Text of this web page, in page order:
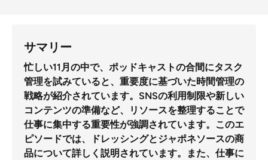
サマリー
忙しい11月の中で、ポッドキャストの合間にタスク
管理を試みていると、重要度に基づいた時間管理の
戦略が紹介されています。SNSの利用制限や新しい
コンテンツの準備など、リソースを整理することで
仕事に集中する重要性が強調されています。このエ
ピソードでは、ドレッシングとジャポネソースの商
品について詳しく説明されています。また、仕事に